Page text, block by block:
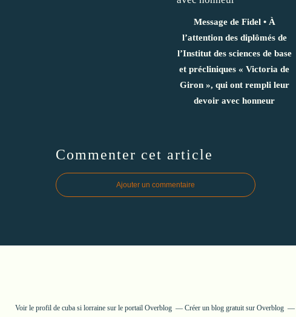
Message de Fidel • À
l’attention des diplômés de
l’Institut des sciences de base
et précliniques « Victoria de
Giron », qui ont rempli leur
devoir avec honneur
Commenter cet article
Ajouter un commentaire
Voir le profil de cuba si lorrainesur le portail Overblog Créer un blog gratuit sur Overblog